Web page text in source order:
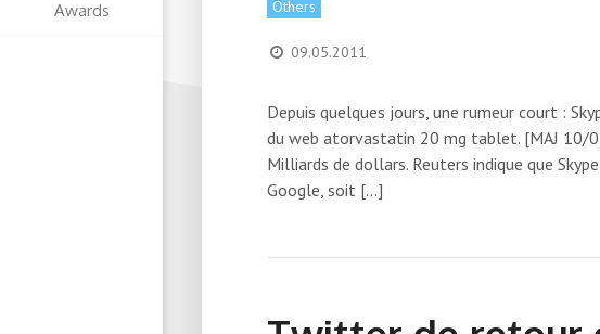
Awards Others
09.05.2011
Depuis quelques jours, une rumeur court :
du web atorvastatin 20 mg tablet. [MAJ 10/
Milliards de dollars. Reuters indique que
Google, soit […]